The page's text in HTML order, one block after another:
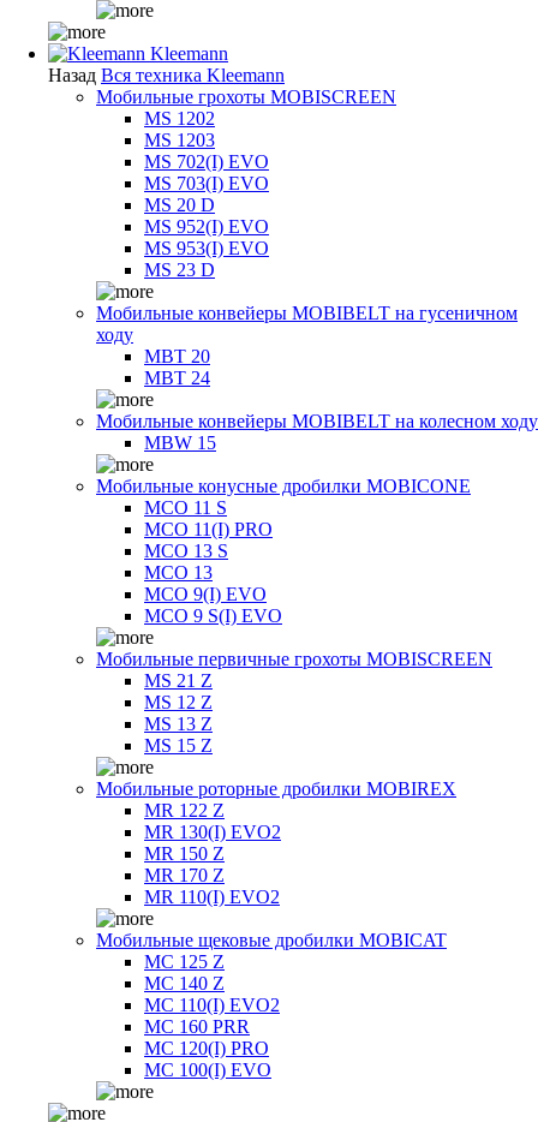
Kleemann
Назад Вся техника Kleemann
Мобильные грохоты MOBISCREEN
MS 1202
MS 1203
MS 702(I) EVO
MS 703(I) EVO
MS 20 D
MS 952(I) EVO
MS 953(I) EVO
MS 23 D
Мобильные конвейеры MOBIBELT на гусеничном
ходу
MBT 20
MBT 24
Мобильные конвейеры MOBIBELT на колесном ходу
MBW 15
Мобильные конусные дробилки MOBICONE
MCO 11 S
MCO 11(I) PRO
MCO 13 S
MCO 13
MCO 9(I) EVO
MCO 9 S(I) EVO
Мобильные первичные грохоты MOBISCREEN
MS 21 Z
MS 12 Z
MS 13 Z
MS 15 Z
Мобильные роторные дробилки MOBIREX
MR 122 Z
MR 130(I) EVO2
MR 150 Z
MR 170 Z
MR 110(I) EVO2
Мобильные щековые дробилки MOBICAT
MC 125 Z
MC 140 Z
MC 110(I) EVO2
MC 160 PRR
MC 120(I) PRO
MC 100(I) EVO